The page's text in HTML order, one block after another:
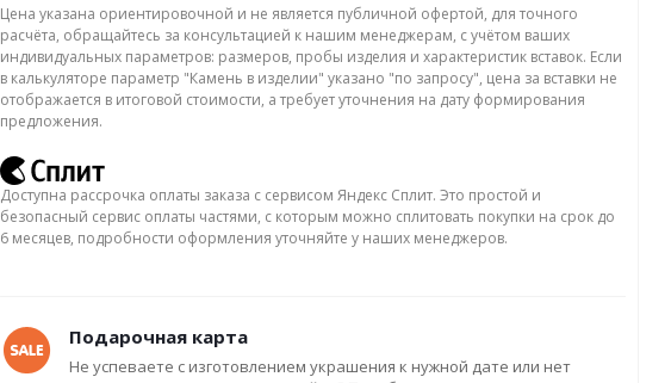
Цена указана ориентировочной и не является публичной офертой, для точного
расчёта, обращайтесь за консультацией к нашим менеджерам, с учётом ваших
индивидуальных параметров: размеров, пробы изделия и характеристик вставок. Если
в калькуляторе параметр "Камень в изделии" указано "по запросу", цена за вставки не
отображается в итоговой стоимости, а требует уточнения на дату формирования
предложения.
Доступна рассрочка оплаты заказа с сервисом Яндекс Сплит. Это простой и
безопасный сервис оплаты частями, с которым можно сплитовать покупки на срок до
6 месяцев, подробности оформления уточняйте у наших менеджеров.
Подарочная карта
Не успеваете с изготовлением украшения к нужной дате или нет